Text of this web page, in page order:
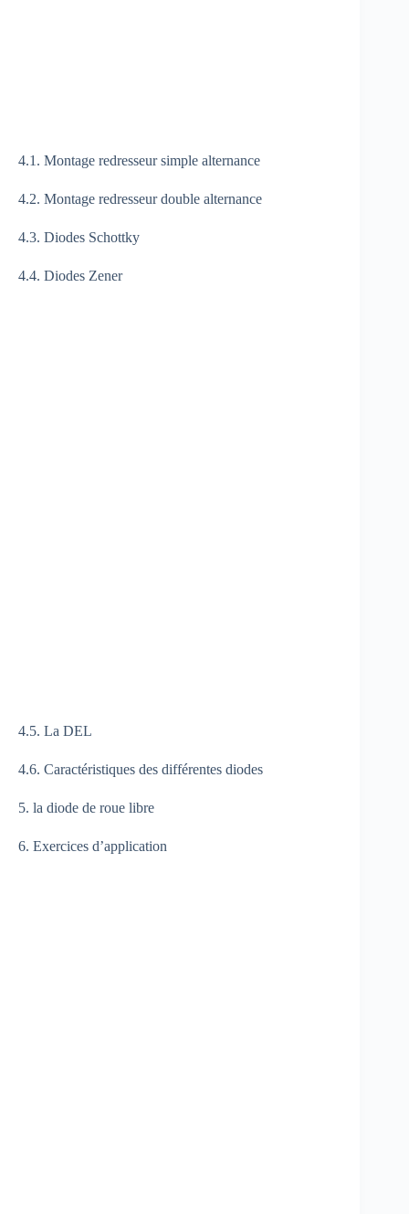
4.1. Montage redresseur simple alternance
4.2. Montage redresseur double alternance
4.3. Diodes Schottky
4.4. Diodes Zener
4.5. La DEL
4.6. Caractéristiques des différentes diodes
5. la diode de roue libre
6. Exercices d’application